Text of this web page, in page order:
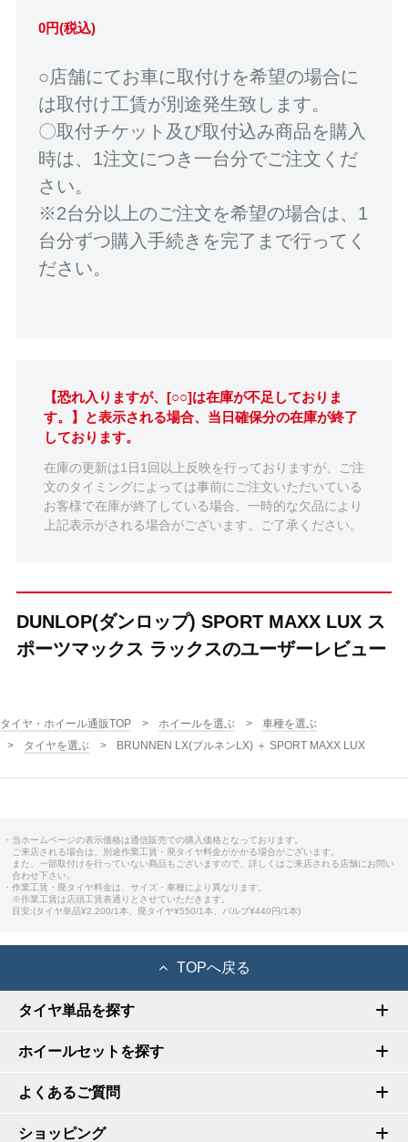
0円(税込)
○店舗にてお車に取付けを希望の場合に
は取付け工賃が別途発生致します。
〇取付チケット及び取付込み商品を購入
時は、1注文につき一台分でご注文くだ
さい。
※2台分以上のご注文を希望の場合は、1
台分ずつ購入手続きを完了まで行ってく
ださい。
【恐れ入りますが、[○○]は在庫が不足しておりま
す。】と表示される場合、当日確保分の在庫が終了
しております。
在庫の更新は1日1回以上反映を行っておりますが、ご注
文のタイミングによっては事前にご注文いただいている
お客様で在庫が終了している場合、一時的な欠品により
上記表示がされる場合がございます。ご了承ください。
DUNLOP(ダンロップ) SPORT MAXX LUX ス
ポーツマックス ラックスのユーザーレビュー
タイヤ・ホイール通販TOP ホイールを選ぶ
車種を選ぶ
タイヤを選ぶ
BRUNNEN LX(ブルネンLX) ＋ SPORT MAXX LUX
・当ホームページの表示価格は通信販売での購入価格となっております。
ご来店される場合は、別途作業工賃・廃タイヤ料金がかかる場合がございます。
また、一部取付けを行っていない商品もございますので、詳しくはご来店される店舗にお問い
合わせ下さい。
・作業工賃・廃タイヤ料金は、サイズ・車種により異なります。
※作業工賃は店頭工賃表通りとさせていただきます。
目安:(タイヤ単品¥2,200/1本、廃タイヤ¥550/1本、バルブ¥440円/1本)
TOPへ戻る
タイヤ単品を探す
ホイールセットを探す
よくあるご質問
ショッピング